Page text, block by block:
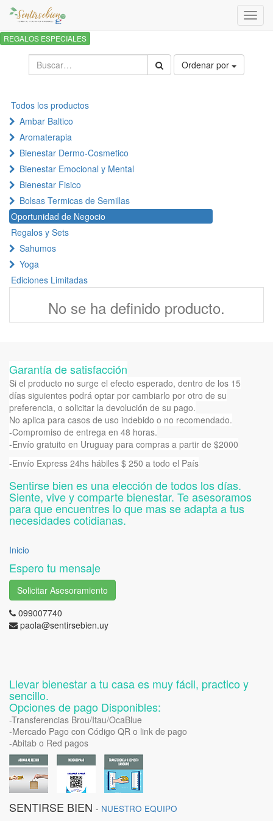
REGALOS ESPECIALES
Ordenar por
Todos los productos
Ambar Baltico
Aromaterapia
Bienestar Dermo-Cosmetico
Bienestar Emocional y Mental
Bienestar Fisico
Bolsas Termicas de Semillas
Oportunidad de Negocio
Regalos y Sets
Sahumos
Yoga
Ediciones Limitadas
No se ha definido producto.
Garantía de satisfacción
Si el producto no surge el efecto esperado, dentro de los 15
días siguientes podrá optar por cambiarlo por otro de su
preferencia, o solicitar la devolución de su pago.
No aplica para casos de uso indebido o no recomendado.
-Compromiso de entrega en 48 horas.
-Envío gratuito en Uruguay para compras a partir de $2000
-Envío Express 24hs hábiles $ 250 a todo el País
Sentirse bien es una elección de todos los días.
Siente, vive y comparte bienestar. Te asesoramos
para que encuentres lo que mas se adapta a tus
necesidades cotidianas.
Inicio
Espero tu mensaje
Solicitar Asesoramiento
099007740
paola@sentirsebien.uy
Llevar bienestar a tu casa es muy fácil, practico y
sencillo.
Opciones de pago Disponibles:
-Transferencias Brou/Itau/OcaBlue
-Mercado Pago con Código QR o link de pago
-Abitab o Red pagos
SENTIRSE BIEN - NUESTRO EQUIPO